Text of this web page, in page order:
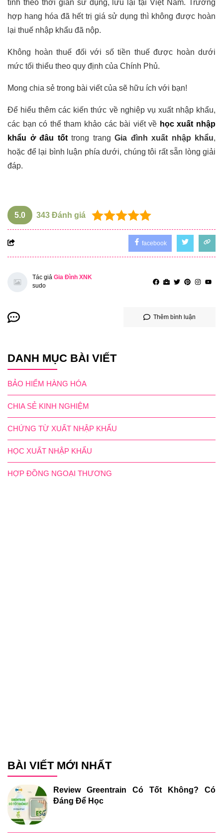
tính theo thời gian sử dụng, lưu lại tại Việt Nam. Trường
hợp hang hóa đã hết trị giá sử dụng thì không được hoàn
lại thuế nhập khẩu đã nộp.
Không hoàn thuế đối với số tiền thuế được hoàn dưới
mức tối thiểu theo quy định của Chính Phủ.
Mong chia sẻ trong bài viết của sẽ hữu ích với bạn!
Để hiểu thêm các kiến thức về nghiệp vụ xuất nhập khẩu,
các bạn có thể tham khảo các bài viết về học xuất nhập
khẩu ở đâu tốttrong trang Gia đình xuất nhập khẩu,
hoặc để lại bình luận phía dưới, chúng tôi rất sẵn lòng giải
đáp.
5.0 343 Đánh giá
facebook
Tác giả Gia Đình XNK
sudo
Thêm bình luận
DANH MỤC BÀI VIẾT
BẢO HIỂM HÀNG HÓA
CHIA SẺ KINH NGHIỆM
CHỨNG TỪ XUẤT NHẬP KHẨU
HỌC XUẤT NHẬP KHẨU
HỢP ĐỒNG NGOẠI THƯƠNG
BÀI VIẾT MỚI NHẤT
Review Greentrain Có Tốt Không? Có
Đáng Để Học